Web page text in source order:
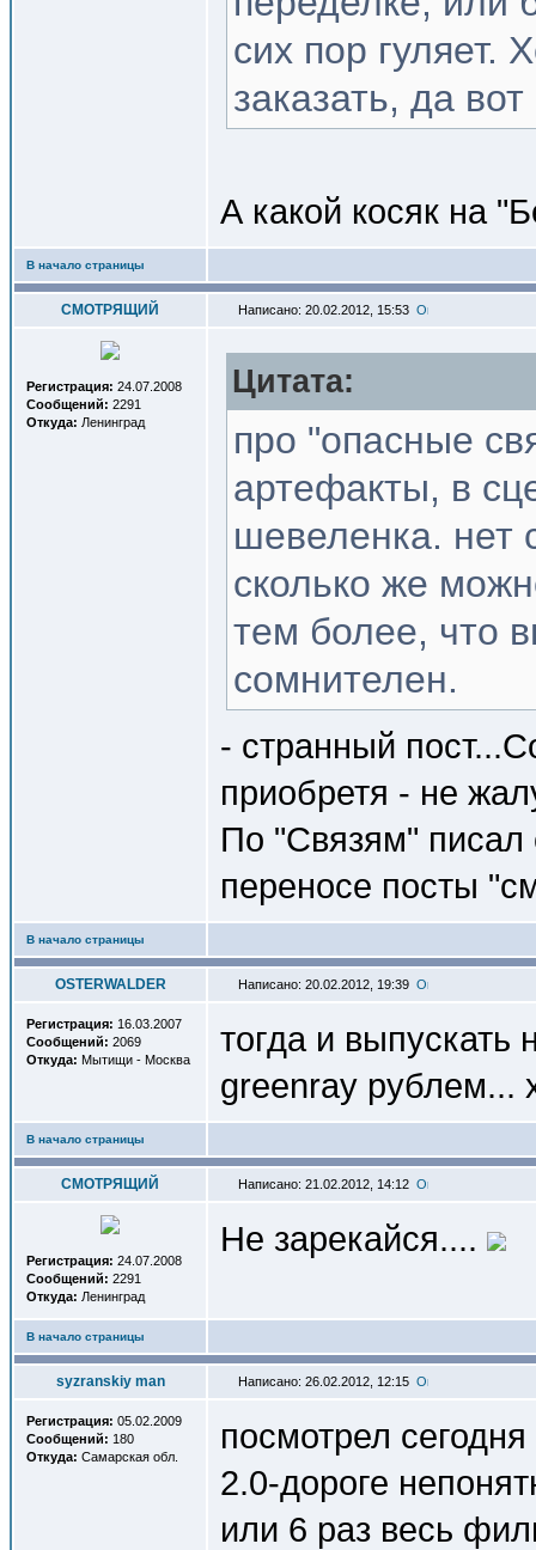
сих пор гуляет.
заказать, да
А какой косяк на
В начало страницы
СМОТРЯЩИЙ Написано: 20.02.2012, 15:53
Регистрация: 24.07.2008
Сообщений: 2291
Откуда: Ленинград
Цитата:
про "опасные
артефакты, в
шевеленка. нет
сколько же
тем более, что
сомнителен.
- странный
приобретя - не
По "Связям" писал
переносе посты
В начало страницы
OSTERWALDER Написано: 20.02.2012, 19:39
Регистрация: 16.03.2007
Сообщений: 2069
Откуда: Мытищи - Москва
тогда и
greenray рублем...
В начало страницы
СМОТРЯЩИЙ Написано: 21.02.2012, 14:12
Регистрация: 24.07.2008
Сообщений: 2291
Откуда: Ленинград
Не зарекайся....
В начало страницы
syzranskiy man Написано: 26.02.2012, 12:15
Регистрация: 05.02.2009
Сообщений: 180
Откуда: Самарская обл.
посмотрел
2.0-дороге
или 6 раз весь